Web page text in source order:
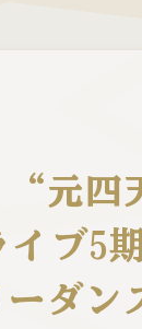
“元四
ブ5
ダン